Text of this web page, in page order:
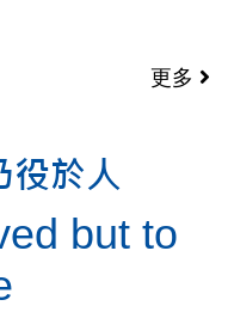
更多
役於人
but to